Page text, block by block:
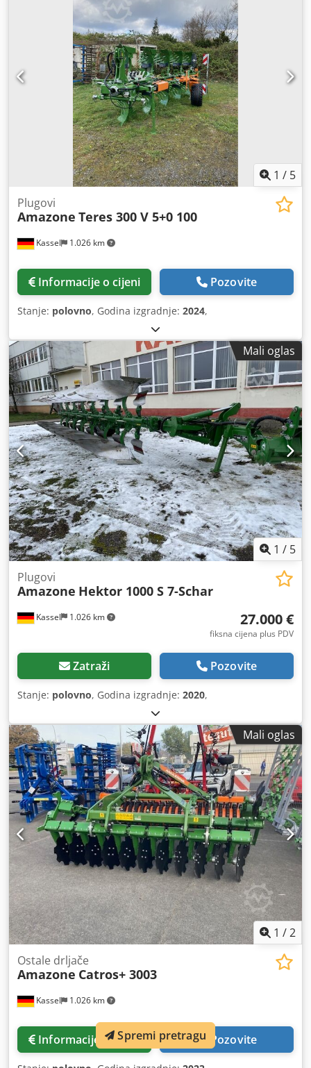
1 / 5
Kassel 1.026 km
Plugovi
Amazone Teres 300 V 5+0 100
Informacije o cijeni Pozovite
Stanje: polovno, Godina izgradnje: 2024,
Mali oglas
1 / 5
Kassel 1.026 km
Plugovi
Amazone Hektor 1000 S 7-Schar
27.000 €
fiksna cijena plus PDV
Zatraži Pozovite
Stanje: polovno, Godina izgradnje: 2020,
Mali oglas
1 /2
Kassel 1.026 km
Ostale drljače
Amazone Catros+ 3003
Informacije o cijeni Pozovite
Spremi pretragu